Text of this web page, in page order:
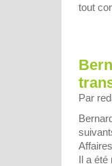
tout
Par
Il a été